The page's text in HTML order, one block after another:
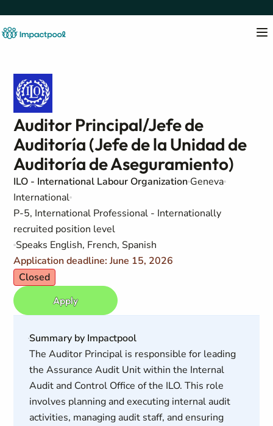
Auditor Principal/Jefe de
Auditoría (Jefe de la Unidad de
Auditoría de Aseguramiento)
ILO - International Labour Organization Geneva
International
P-5, International Professional - Internationally
recruited position level
Speaks English, French, Spanish
Application deadline: June 15, 2026
Closed
Apply
Summary by Impactpool
The Auditor Principal is responsible for leading
the Assurance Audit Unit within the Internal
Audit and Control Office of the ILO. This role
involves planning and executing internal audit
activities, managing audit staff, and ensuring